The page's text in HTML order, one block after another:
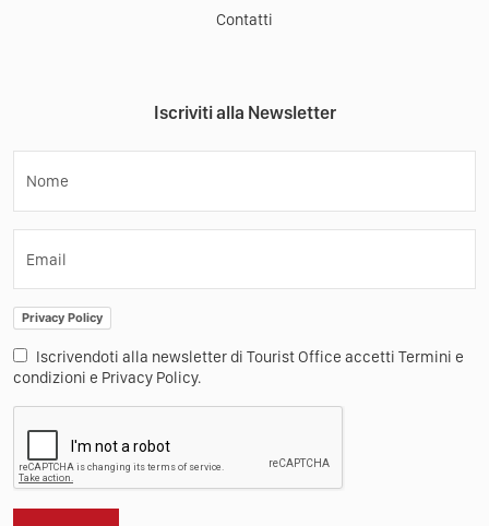
Contatti
Iscriviti alla Newsletter
Nome
Email
Privacy Policy
Iscrivendoti alla newsletter di Tourist Office accetti Termini e
condizioni e Privacy Policy.